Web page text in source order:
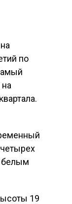
по
белым
19